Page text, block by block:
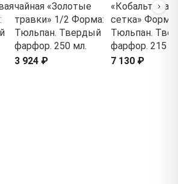
чайная «Золотые
травки» 1/2 Форма:
Тюльпан. Твердый
фарфор. 250 мл.
3 924 ₽
«Кобальтовая
сетка» Форма:
Тюльпан.
фарфор. 215
7 130 ₽